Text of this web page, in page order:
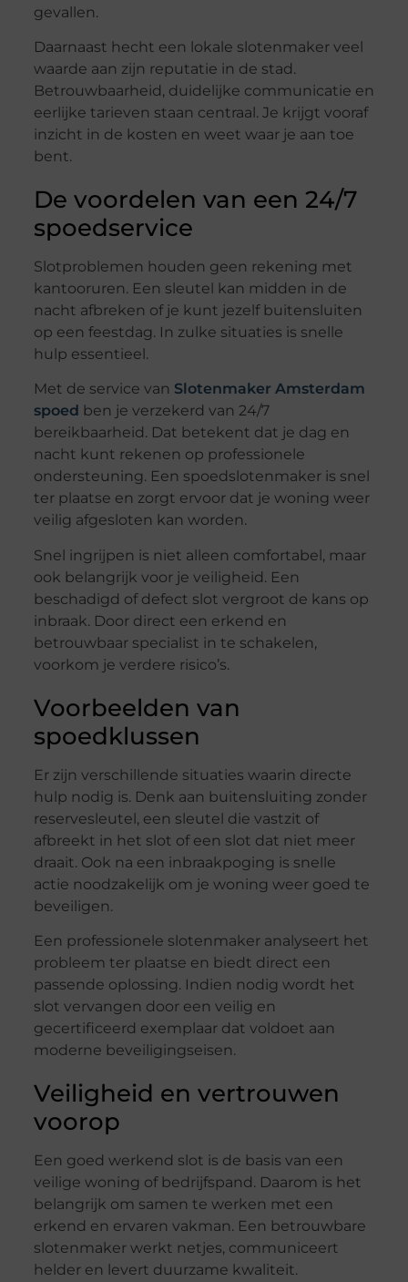
gevallen.
Daarnaast hecht een lokale slotenmaker veel
waarde aan zijn reputatie in de stad.
Betrouwbaarheid, duidelijke communicatie en
eerlijke tarieven staan centraal. Je krijgt vooraf
inzicht in de kosten en weet waar je aan toe
bent.
De voordelen van een 24/7
spoedservice
Slotproblemen houden geen rekening met
kantooruren. Een sleutel kan midden in de
nacht afbreken of je kunt jezelf buitensluiten
op een feestdag. In zulke situaties is snelle
hulp essentieel.
Met de service van Slotenmaker Amsterdam
spoed ben je verzekerd van 24/7
bereikbaarheid. Dat betekent dat je dag en
nacht kunt rekenen op professionele
ondersteuning. Een spoedslotenmaker is snel
ter plaatse en zorgt ervoor dat je woning weer
veilig afgesloten kan worden.
Snel ingrijpen is niet alleen comfortabel, maar
ook belangrijk voor je veiligheid. Een
beschadigd of defect slot vergroot de kans op
inbraak. Door direct een erkend en
betrouwbaar specialist in te schakelen,
voorkom je verdere risico’s.
Voorbeelden van
spoedklussen
Er zijn verschillende situaties waarin directe
hulp nodig is. Denk aan buitensluiting zonder
reservesleutel, een sleutel die vastzit of
afbreekt in het slot of een slot dat niet meer
draait. Ook na een inbraakpoging is snelle
actie noodzakelijk om je woning weer goed te
beveiligen.
Een professionele slotenmaker analyseert het
probleem ter plaatse en biedt direct een
passende oplossing. Indien nodig wordt het
slot vervangen door een veilig en
gecertificeerd exemplaar dat voldoet aan
moderne beveiligingseisen.
Veiligheid en vertrouwen
voorop
Een goed werkend slot is de basis van een
veilige woning of bedrijfspand. Daarom is het
belangrijk om samen te werken met een
erkend en ervaren vakman. Een betrouwbare
slotenmaker werkt netjes, communiceert
helder en levert duurzame kwaliteit.